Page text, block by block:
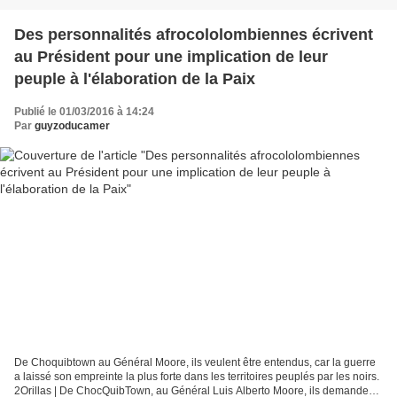
Des personnalités afrocololombiennes écrivent
au Président pour une implication de leur
peuple à l'élaboration de la Paix
Publié le 01/03/2016 à 14:24
Par guyzoducamer
De Choquibtown au Général Moore, ils veulent être entendus, car la guerre
a laissé son empreinte la plus forte dans les territoires peuplés par les noirs.
2Orillas | De ChocQuibTown, au Général Luis Alberto Moore, ils demandent